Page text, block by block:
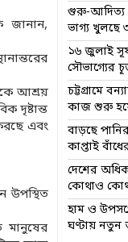
জানান,
আশ্রয়
দৃষ্টান্ত
এবং
উপস্থিত
মানুষের
গুরু-আদিত্য
ভাগ্য খুলছে
১৬ জুলাই
সৌভাগ্যের
চট্টগ্রামে
কাজ শুরু
বাড়ছে
কাপ্তাই
দেশের
কোথাও
হাম ও
ঘণ্টায় নতুন